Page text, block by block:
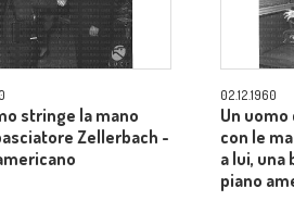
stringe la mano
Zellerbach -
02.12.1960
Un
con le
a lui, una
piano